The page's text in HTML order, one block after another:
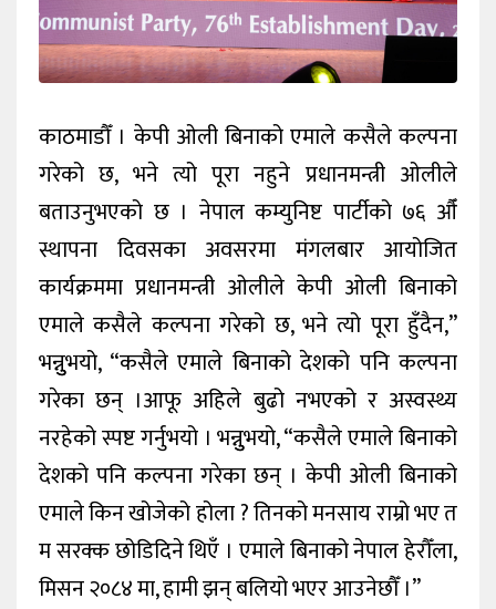
काठमाडौँ । केपी ओली बिनाको एमाले कसैले कल्पना
गरेको छ, भने त्यो पूरा नहुने प्रधानमन्त्री ओलीले
बताउनुभएको छ । नेपाल कम्युनिष्ट पार्टीको ७६ औँ
स्थापना दिवसका अवसरमा मंगलबार आयोजित
कार्यक्रममा प्रधानमन्त्री ओलीले केपी ओली बिनाको
एमाले कसैले कल्पना गरेको छ, भने त्यो पूरा हुँदैन,”
भन्नुुभयो, “कसैले एमाले बिनाको देशको पनि कल्पना
गरेका छन् ।आफू अहिले बुढो नभएको र अस्वस्थ्य
नरहेको स्पष्ट गर्नुभयो । भन्नुुभयो, “कसैले एमाले बिनाको
देशको पनि कल्पना गरेका छन् । केपी ओली बिनाको
एमाले किन खोजेको होला ? तिनको मनसाय राम्रो भए त
म सरक्क छोडिदिने थिएँ । एमाले बिनाको नेपाल हेरौँला,
मिसन २०८४ मा, हामी झन् बलियो भएर आउनेछौँ ।”